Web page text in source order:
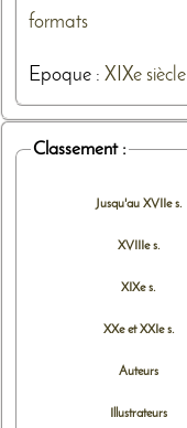
formats
Epoque : XIXe siècle
Classement :
Jusqu'au XVIIe s.
XVIIIe s.
XIXe s.
XXe et XXIe s.
Auteurs
Illustrateurs